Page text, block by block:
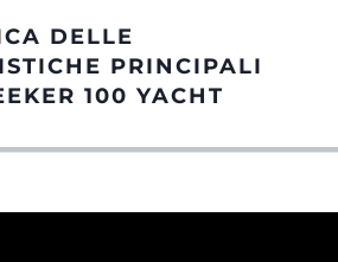
HERITAGE
IMBARCAZIONE
DELLE
PRINCIPALI
100 YACHT